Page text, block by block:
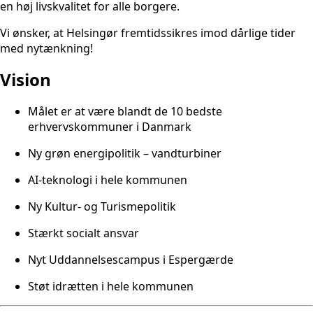
en høj livskvalitet for alle borgere.
Vi ønsker, at Helsingør fremtidssikres imod dårlige tider
med nytænkning!
Vision
Målet er at være blandt de 10 bedste
erhvervskommuner i Danmark
Ny grøn energipolitik – vandturbiner
AI-teknologi i hele kommunen
Ny Kultur- og Turismepolitik
Stærkt socialt ansvar
Nyt Uddannelsescampus i Espergærde
Støt idrætten i hele kommunen